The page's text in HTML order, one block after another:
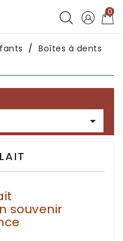
0
Boîtes à dents

souvenir